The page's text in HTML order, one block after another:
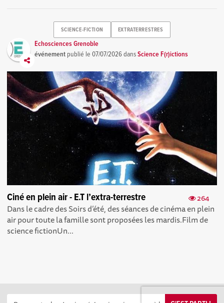
SCIENCE-FICTION EXTRATERRESTRES
Echosciences Grenoble
événement publié le07/07/2026dansScience F(r)ictions
264
Ciné en plein air - E.T l’extra-terrestre
Dans le cadre des Soirs d’été, des séances de cinéma en plein
air pour toute la famille sont proposées les mardis.Film de
science fictionUn...